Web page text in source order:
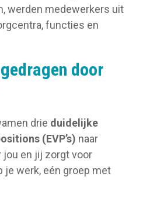
werden medewerkers uit
functies en
door
drie duidelijke
(EVP’s) naar
jou en jij zorgt voor
je werk, eén groep met